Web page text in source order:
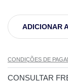
ADICIONAR
CONDIÇÕES DE
CONSULTAR